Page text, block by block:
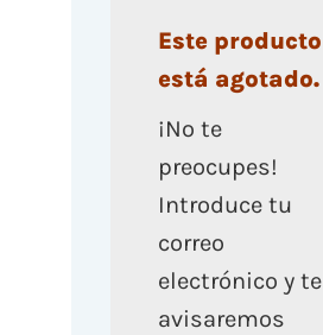
Este producto
está agotado.
¡No te
preocupes!
Introduce tu
correo
electrónico y te
avisaremos